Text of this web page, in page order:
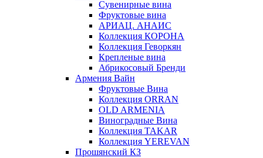
Сувенирные вина
Фруктовые вина
АРИАЦ. АНАИС
Коллекция КОРОНА
Коллекция Геворкян
Крепленые вина
Абрикосовый Бренди
Армения Вайн
Фруктовые Вина
Коллекция ORRAN
OLD ARMENIA
Виноградные Вина
Коллекция TAKAR
Коллекция YEREVAN
Прошянский КЗ